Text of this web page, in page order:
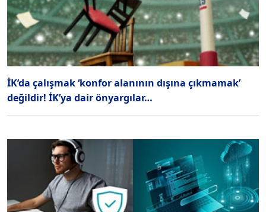
İK’da çalışmak ‘konfor alanının dışına çıkmamak’
değildir! İK’ya dair önyargılar…